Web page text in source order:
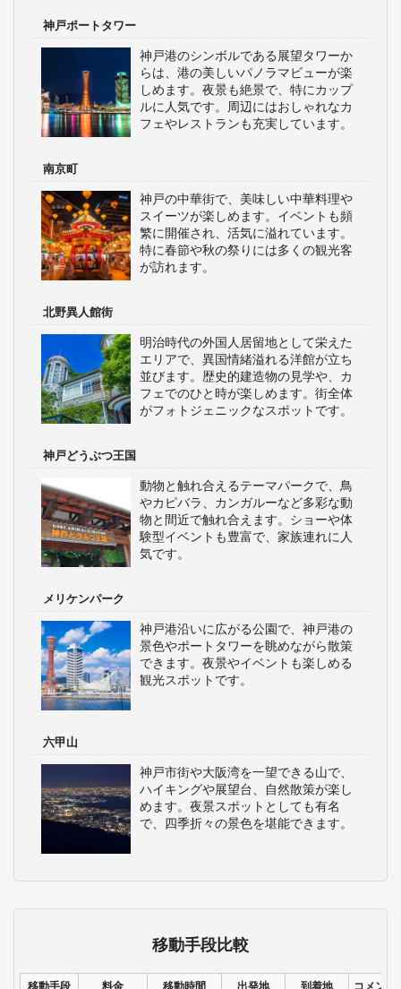
神戸ポートタワー
神戸港のシンボルである展望タワーか
らは、港の美しいパノラマビューが楽
しめます。夜景も絶景で、特にカップ
ルに人気です。周辺にはおしゃれなカ
フェやレストランも充実しています。
南京町
神戸の中華街で、美味しい中華料理や
スイーツが楽しめます。イベントも頻
繁に開催され、活気に溢れています。
特に春節や秋の祭りには多くの観光客
が訪れます。
北野異人館街
明治時代の外国人居留地として栄えた
エリアで、異国情緒溢れる洋館が立ち
並びます。歴史的建造物の見学や、カ
フェでのひと時が楽しめます。街全体
がフォトジェニックなスポットです。
神戸どうぶつ王国
動物と触れ合えるテーマパークで、鳥
やカピバラ、カンガルーなど多彩な動
物と間近で触れ合えます。ショーや体
験型イベントも豊富で、家族連れに人
気です。
メリケンパーク
神戸港沿いに広がる公園で、神戸港の
景色やポートタワーを眺めながら散策
できます。夜景やイベントも楽しめる
観光スポットです。
六甲山
神戸市街や大阪湾を一望できる山で、
ハイキングや展望台、自然散策が楽し
めます。夜景スポットとしても有名
で、四季折々の景色を堪能できます。
移動手段比較
移動手段 料金 移動時間 出発地 到着地 コメント